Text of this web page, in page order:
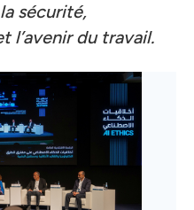
sécurité,
l’avenir du travail.